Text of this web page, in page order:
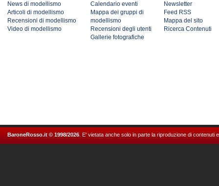
News di modellismo
Articoli di modellismo
Recensioni di modellismo
Video di modellismo
Calendario eventi
Mappa dei gruppi di
modellismo
Recensioni degli utenti
Gallerie fotografiche
Newsletter
Feed RSS
Mappa del sito
Ricerca Contenuti
BaroneRosso.it © 1998/2026 . E' vietata anche solo in parte la riproduzione di contenuti